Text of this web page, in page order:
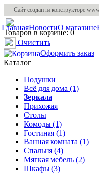
Сайт создан на конструкторе
ГлавнаяНовостиО магазине
Товаров в корзине: 0
Очистить
Оформить заказ
Каталог
Подушки
Всё для дома (1)
Зеркала
Прихожая
Столы
Комоды (1)
Гостиная (1)
Ванная комната (1)
Спальня (4)
Мягкая мебель (2)
Шкафы (3)